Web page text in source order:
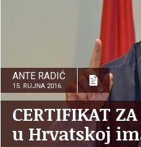
ANTE RADIĆ
15. RUJNA 2016.
CERTIFIKAT
u Hrvatskoj